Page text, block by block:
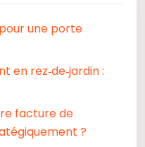
une porte
en rez‑de‑jardin :
facture de
?